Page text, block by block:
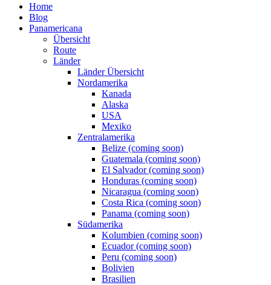
Home
Blog
Panamericana
Übersicht
Route
Länder
Länder Übersicht
Nordamerika
Kanada
Alaska
USA
Mexiko
Zentralamerika
Belize (coming soon)
Guatemala (coming soon)
El Salvador (coming soon)
Honduras (coming soon)
Nicaragua (coming soon)
Costa Rica (coming soon)
Panama (coming soon)
Südamerika
Kolumbien (coming soon)
Ecuador (coming soon)
Peru (coming soon)
Bolivien
Brasilien